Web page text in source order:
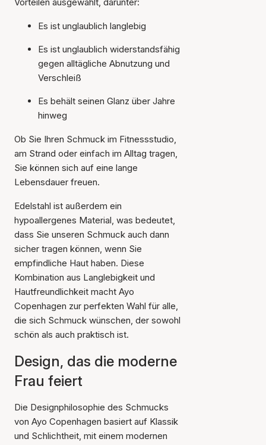
Es ist unglaublich langlebig
Es ist unglaublich widerstandsfähig
gegen alltägliche Abnutzung und
Verschleiß
Es behält seinen Glanz über Jahre
hinweg
Ob Sie Ihren Schmuck im Fitnessstudio,
am Strand oder einfach im Alltag tragen,
Sie können sich auf eine lange
Lebensdauer freuen.
Edelstahl ist außerdem ein
hypoallergenes Material, was bedeutet,
dass Sie unseren Schmuck auch dann
sicher tragen können, wenn Sie
empfindliche Haut haben. Diese
Kombination aus Langlebigkeit und
Hautfreundlichkeit macht Ayo
Copenhagen zur perfekten Wahl für alle,
die sich Schmuck wünschen, der sowohl
schön als auch praktisch ist.
Design, das die moderne
Frau feiert
Die Designphilosophie des Schmucks
von Ayo Copenhagen basiert auf Klassik
und Schlichtheit, mit einem modernen